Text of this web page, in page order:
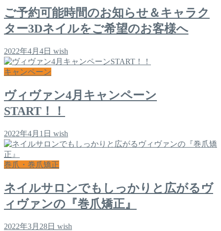
ご予約可能時間のお知らせ＆キャラク
ター3Dネイルをご希望のお客様へ
2022年4月4日 wish
キャンペーン
ヴィヴァン4月キャンペーン
START！！
2022年4月1日 wish
巻爪・巻爪矯正
ネイルサロンでもしっかりと広がるヴ
ィヴァンの『巻爪矯正』
2022年3月28日 wish